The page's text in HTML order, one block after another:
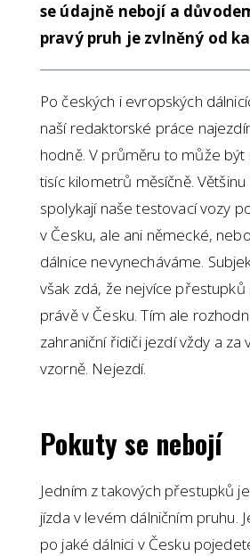
se údajně nebojí a
pravý pruh je zvlněný od
Po českých i evropských
naší redaktorské práce
hodně. V průměru to může být
tisíc kilometrů měsíčně.
spolykají naše testovací vozy
v Česku, ale ani německé,
dálnice nevynecháváme.
však zdá, že nejvíce přestupků
právě v Česku. Tím ale
zahraniční řidiči jezdí vždy a za
vzorně. Nejezdí.
Pokuty se nebojí
Jedním z takových přestupků
jízda v levém dálničním pruhu.
po jaké dálnici v Česku